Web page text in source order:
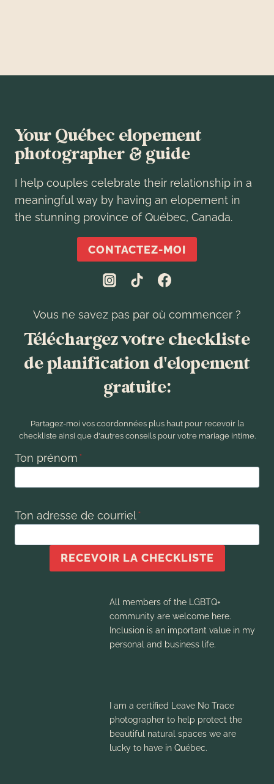
Your Québec elopement
photographer & guide
I help couples celebrate their relationship in a
meaningful way by having an elopement in
the stunning province of Québec, Canada.
CONTACTEZ-MOI
Vous ne savez pas par où commencer ?
Téléchargez votre checkliste
de planification d'elopement
gratuite:
Partagez-moi vos coordonnées plus haut pour recevoir la
checkliste ainsi que d'autres conseils pour votre mariage intime.
Ton prénom*
Ton adresse de courriel*
RECEVOIR LA CHECKLISTE
All members of the LGBTQ+
community are welcome here.
Inclusion is an important value in my
personal and business life.
I am a certified Leave No Trace
photographer to help protect the
beautiful natural spaces we are
lucky to have in Québec.